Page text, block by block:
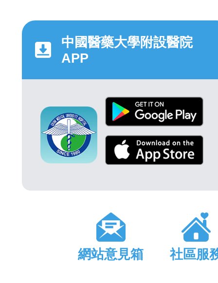
中國醫藥大學附設醫院
APP
網站意見箱 社區服